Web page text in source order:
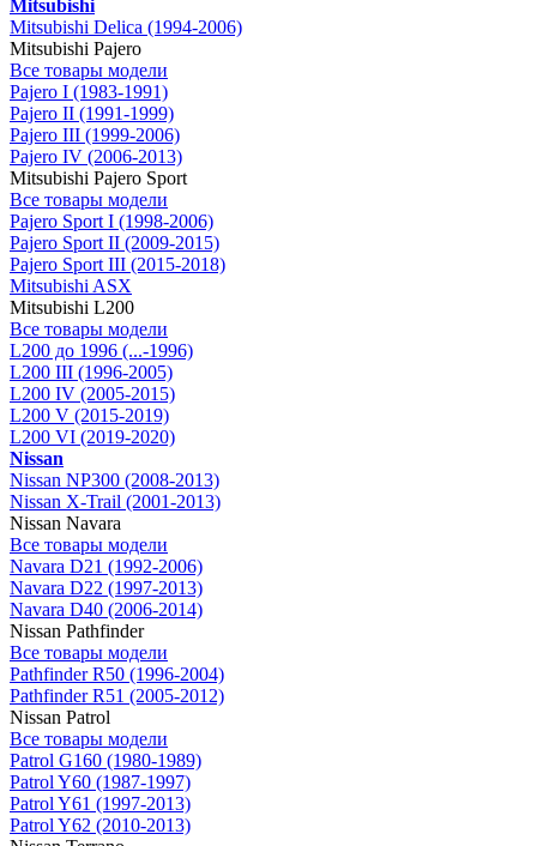
Mitsubishi
Mitsubishi Delica (1994-2006)
Mitsubishi Pajero
Все товары модели
Pajero I (1983-1991)
Pajero II (1991-1999)
Pajero III (1999-2006)
Pajero IV (2006-2013)
Mitsubishi Pajero Sport
Все товары модели
Pajero Sport I (1998-2006)
Pajero Sport II (2009-2015)
Pajero Sport III (2015-2018)
Mitsubishi ASX
Mitsubishi L200
Все товары модели
L200 до 1996 (...-1996)
L200 III (1996-2005)
L200 IV (2005-2015)
L200 V (2015-2019)
L200 VI (2019-2020)
Nissan
Nissan NP300 (2008-2013)
Nissan X-Trail (2001-2013)
Nissan Navara
Все товары модели
Navara D21 (1992-2006)
Navara D22 (1997-2013)
Navara D40 (2006-2014)
Nissan Pathfinder
Все товары модели
Pathfinder R50 (1996-2004)
Pathfinder R51 (2005-2012)
Nissan Patrol
Все товары модели
Patrol G160 (1980-1989)
Patrol Y60 (1987-1997)
Patrol Y61 (1997-2013)
Patrol Y62 (2010-2013)